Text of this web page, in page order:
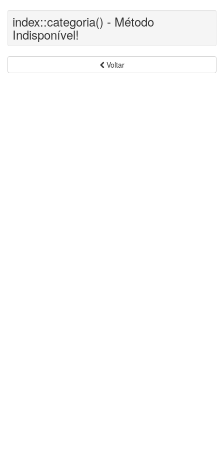
index::categoria() - Método
Indisponível!
Voltar